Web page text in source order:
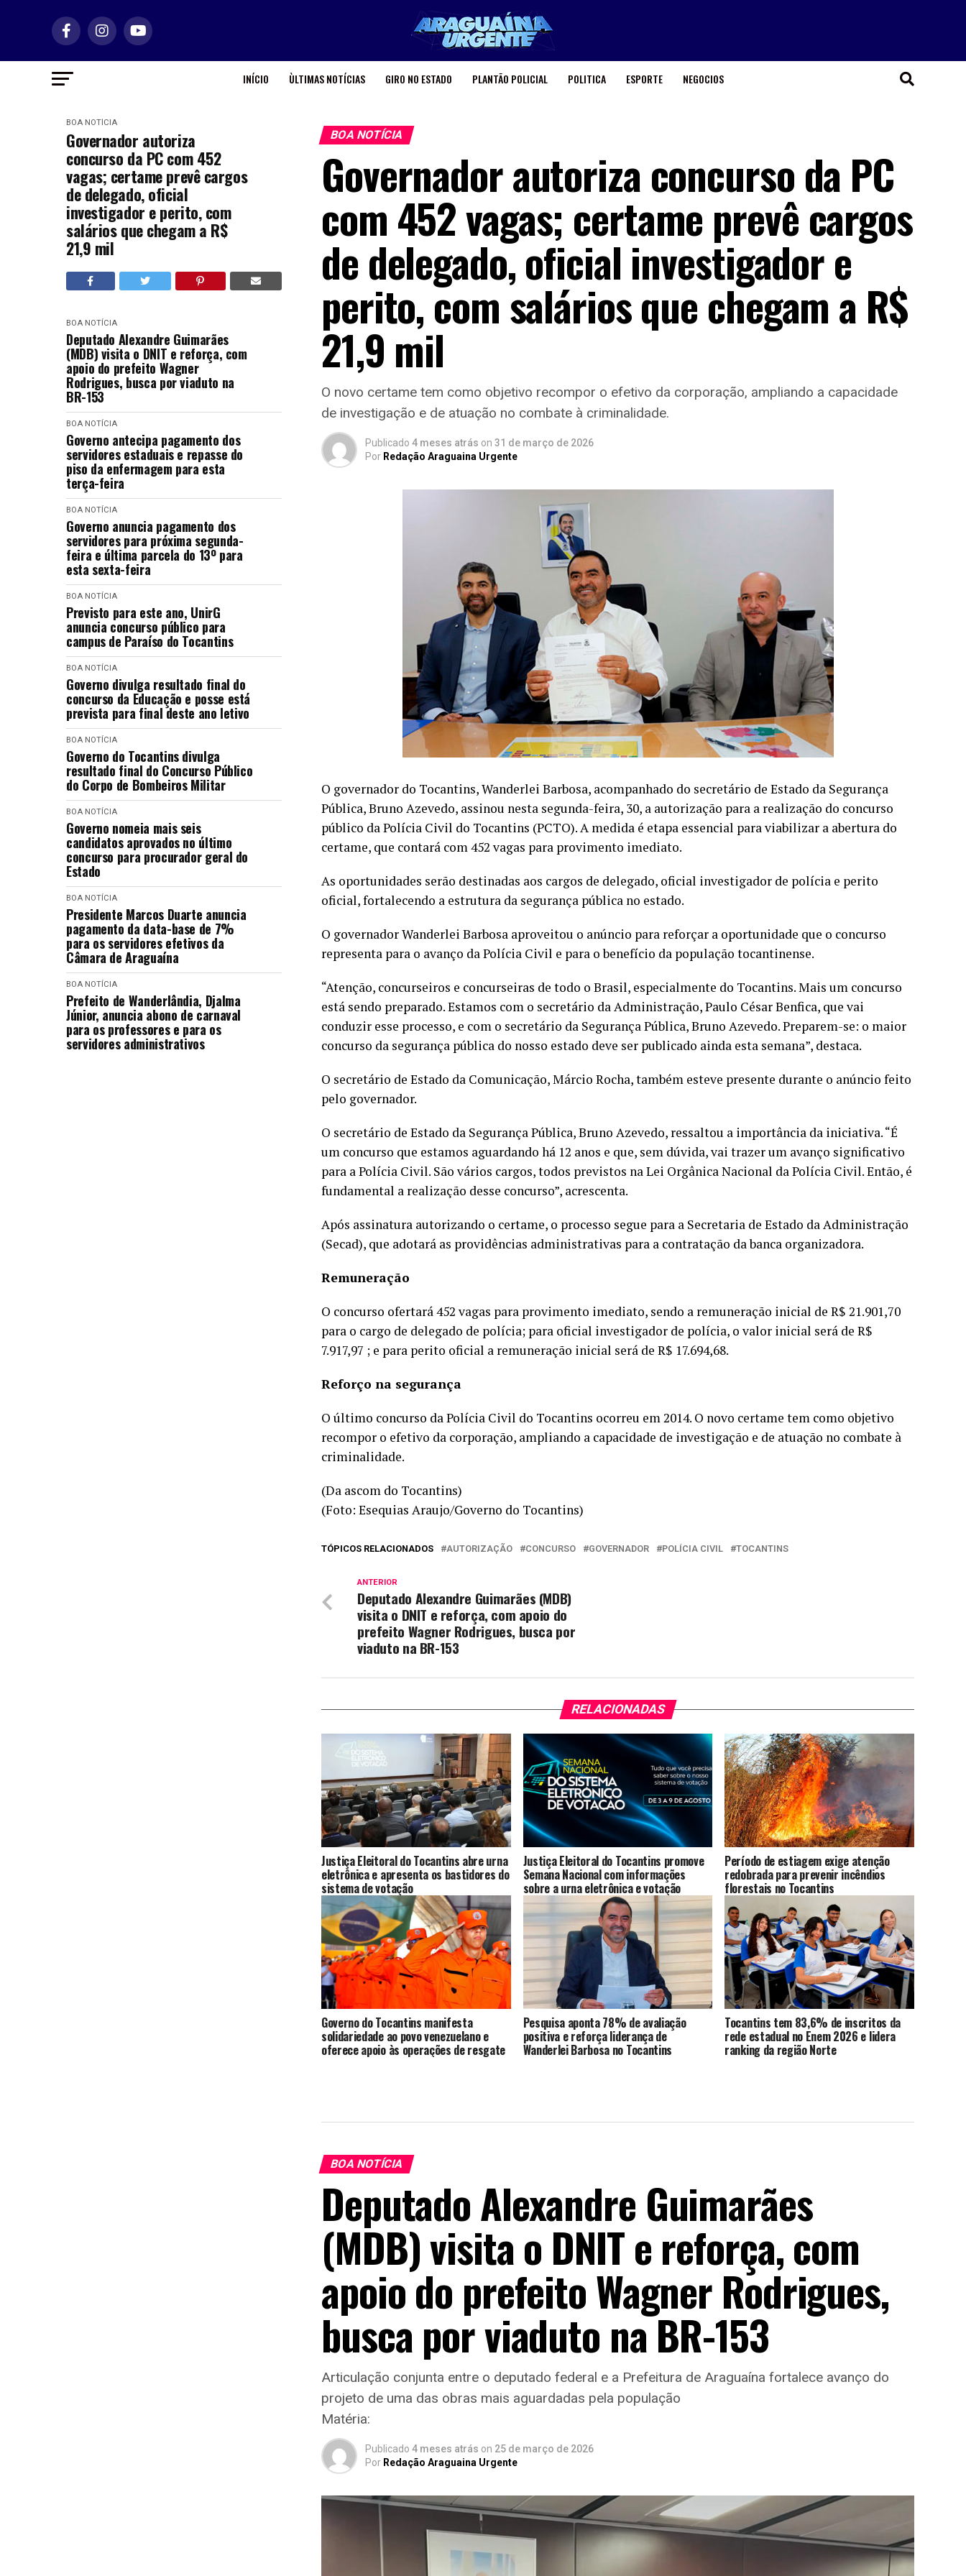
INÍCIO ÙLTIMAS NOTÍCIAS GIRO NO ESTADO PLANTÃO POLICIAL POLITICA ESPORTE NEGOCIOS
BOA NOTÍCIA
Governador autoriza
concurso da PC com 452
vagas; certame prevê cargos
de delegado, oficial
investigador e perito, com
salários que chegam a R$
21,9 mil
BOA NOTÍCIA
Deputado Alexandre Guimarães
(MDB) visita o DNIT e reforça, com
apoio do prefeito Wagner
Rodrigues, busca por viaduto na
BR-153
BOA NOTÍCIA
Governo antecipa pagamento dos
servidores estaduais e repasse do
piso da enfermagem para esta
terça-feira
BOA NOTÍCIA
Governo anuncia pagamento dos
servidores para próxima segunda-
feira e última parcela do 13º para
esta sexta-feira
BOA NOTÍCIA
Previsto para este ano, UnirG
anuncia concurso público para
campus de Paraíso do Tocantins
BOA NOTÍCIA
Governo divulga resultado final do
concurso da Educação e posse está
prevista para final deste ano letivo
BOA NOTÍCIA
Governo do Tocantins divulga
resultado final do Concurso Público
do Corpo de Bombeiros Militar
BOA NOTÍCIA
Governo nomeia mais seis
candidatos aprovados no último
concurso para procurador geral do
Estado
BOA NOTÍCIA
Presidente Marcos Duarte anuncia
pagamento da data-base de 7%
para os servidores efetivos da
Câmara de Araguaína
BOA NOTÍCIA
Prefeito de Wanderlândia, Djalma
Júnior, anuncia abono de carnaval
para os professores e para os
servidores administrativos
BOA NOTÍCIA
Governador autoriza concurso da PC
com 452 vagas; certame prevê cargos
de delegado, oficial investigador e
perito, com salários que chegam a R$
21,9 mil
O novo certame tem como objetivo recompor o efetivo da corporação, ampliando a capacidade
de investigação e de atuação no combate à criminalidade.
Publicado 4 meses atrás on 31 de março de 2026
Por Redação Araguaina Urgente
O governador do Tocantins, Wanderlei Barbosa, acompanhado do secretário de Estado da Segurança
Pública, Bruno Azevedo, assinou nesta segunda-feira, 30, a autorização para a realização do concurso
público da Polícia Civil do Tocantins (PCTO). A medida é etapa essencial para viabilizar a abertura do
certame, que contará com 452 vagas para provimento imediato.
As oportunidades serão destinadas aos cargos de delegado, oficial investigador de polícia e perito
oficial, fortalecendo a estrutura da segurança pública no estado.
O governador Wanderlei Barbosa aproveitou o anúncio para reforçar a oportunidade que o concurso
representa para o avanço da Polícia Civil e para o benefício da população tocantinense.
“Atenção, concurseiros e concurseiras de todo o Brasil, especialmente do Tocantins. Mais um concurso
está sendo preparado. Estamos com o secretário da Administração, Paulo César Benfica, que vai
conduzir esse processo, e com o secretário da Segurança Pública, Bruno Azevedo. Preparem-se: o maior
concurso da segurança pública do nosso estado deve ser publicado ainda esta semana”, destaca.
O secretário de Estado da Comunicação, Márcio Rocha, também esteve presente durante o anúncio feito
pelo governador.
O secretário de Estado da Segurança Pública, Bruno Azevedo, ressaltou a importância da iniciativa. “É
um concurso que estamos aguardando há 12 anos e que, sem dúvida, vai trazer um avanço significativo
para a Polícia Civil. São vários cargos, todos previstos na Lei Orgânica Nacional da Polícia Civil. Então, é
fundamental a realização desse concurso”, acrescenta.
Após assinatura autorizando o certame, o processo segue para a Secretaria de Estado da Administração
(Secad), que adotará as providências administrativas para a contratação da banca organizadora.
Remuneração
O concurso ofertará 452 vagas para provimento imediato, sendo a remuneração inicial de R$ 21.901,70
para o cargo de delegado de polícia; para oficial investigador de polícia, o valor inicial será de R$
7.917,97 ; e para perito oficial a remuneração inicial será de R$ 17.694,68.
Reforço na segurança
O último concurso da Polícia Civil do Tocantins ocorreu em 2014. O novo certame tem como objetivo
recompor o efetivo da corporação, ampliando a capacidade de investigação e de atuação no combate à
criminalidade.
(Da ascom do Tocantins)
(Foto: Esequias Araujo/Governo do Tocantins)
TÓPICOS RELACIONADOS AUTORIZAÇÃO CONCURSO GOVERNADOR POLÍCIA CIVIL TOCANTINS
ANTERIOR
Deputado Alexandre Guimarães (MDB)
visita o DNIT e reforça, com apoio do
prefeito Wagner Rodrigues, busca por
viaduto na BR-153
RELACIONADAS
Justiça Eleitoral do Tocantins abre urna
eletrônica e apresenta os bastidores do
sistema de votação
Justiça Eleitoral do Tocantins promove
Semana Nacional com informações
sobre a urna eletrônica e votação
Período de estiagem exige atenção
redobrada para prevenir incêndios
florestais no Tocantins
Governo do Tocantins manifesta
solidariedade ao povo venezuelano e
oferece apoio às operações de resgate
Pesquisa aponta 78% de avaliação
positiva e reforça liderança de
Wanderlei Barbosa no Tocantins
Tocantins tem 83,6% de inscritos da
rede estadual no Enem 2026 e lidera
ranking da região Norte
BOA NOTÍCIA
Deputado Alexandre Guimarães
(MDB) visita o DNIT e reforça, com
apoio do prefeito Wagner Rodrigues,
busca por viaduto na BR-153
Articulação conjunta entre o deputado federal e a Prefeitura de Araguaína fortalece avanço do
projeto de uma das obras mais aguardadas pela população
Matéria:
Publicado 4 meses atrás on 25 de março de 2026
Por Redação Araguaina Urgente